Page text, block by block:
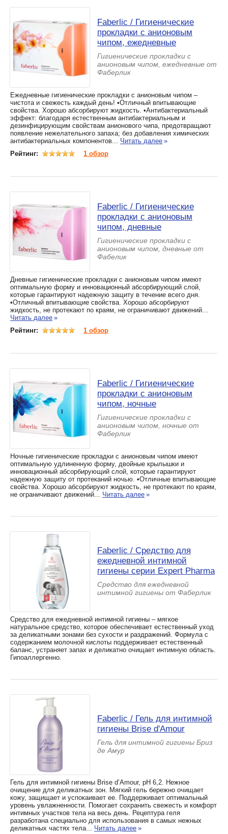
Faberlic / Гигиенические
прокладки с анионовым
чипом, ежедневные
Гигиенические прокладки с
анионовым чипом, ежедневные от
Фаберлик
Ежедневные гигиенические прокладки с анионовым чипом –
чистота и свежесть каждый день! •Отличный впитывающие
свойства. Хорошо абсорбируют жидкость. •Антибактериальный
эффект: благодаря естественным антибактериальным и
дезинфицирующим свойствам анионового чипа, предотвращают
появление нежелательного запаха; без добавления химических
антибактериальных компонентов... Читать далее »
Рейтинг:
1 обзор
Faberlic / Гигиенические
прокладки с анионовым
чипом, дневные
Гигиенические прокладки с
анионовым чипом, дневные от
Фабелик
Дневные гигиенические прокладки с анионовым чипом имеют
оптимальную форму и инновационный абсорбирующий слой,
которые гарантируют надежную защиту в течение всего дня.
•Отличный впитывающие свойства. Хорошо абсорбируют
жидкость, не протекают по краям, не ограничивают движений...
Читать далее »
Рейтинг:
1 обзор
Faberlic / Гигиенические
прокладки с анионовым
чипом, ночные
Гигиенические прокладки с
анионовым чипом, ночные от
Фаберлик
Ночные гигиенические прокладки с анионовым чипом имеют
оптимальную удлиненную форму, двойные крылышки и
инновационный абсорбирующий слой, которые гарантируют
надежную защиту от протеканий ночью. •Отличные впитывающие
свойства. Хорошо абсорбируют жидкость, не протекают по краям,
не ограничивают движений... Читать далее »
Faberlic / Средство для
ежедневной интимной
гигиены серии Expert Pharma
Средство для ежедневной
интимной гигиены от Фаберлик
Средство для ежедневной интимной гигиены – мягкое
натуральное средство, которое обеспечивает естественный уход
за деликатными зонами без сухости и раздражений. Формула с
содержанием молочной кислоты поддерживает естественный
баланс, устраняет запах и деликатно очищает интимную область.
Гипоаллергенно.
Faberlic / Гель для интимной
гигиены Brise d'Amour
Гель для интимной гигиены Бриз
де Амур
Гель для интимной гигиены Brise d’Amour, pH 6,2. Нежное
очищение для деликатных зон. Мягкий гель бережно очищает
кожу, защищает и успокаивает ее. Поддерживает оптимальный
уровень увлажненности. Помогает сохранить свежесть и комфорт
интимных участков тела на весь день. Рецептура геля
разработана специально для использования в самых нежных
деликатных частях тела... Читать далее »